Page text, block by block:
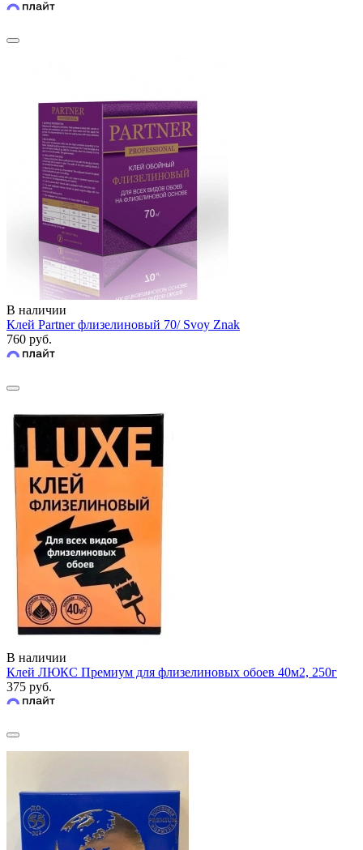
В наличии
Клей Partner флизелиновый 70/ Svoy Znak
760 руб.
В наличии
Клей ЛЮКС Премиум для флизелиновых обоев 40м2, 250г
375 руб.